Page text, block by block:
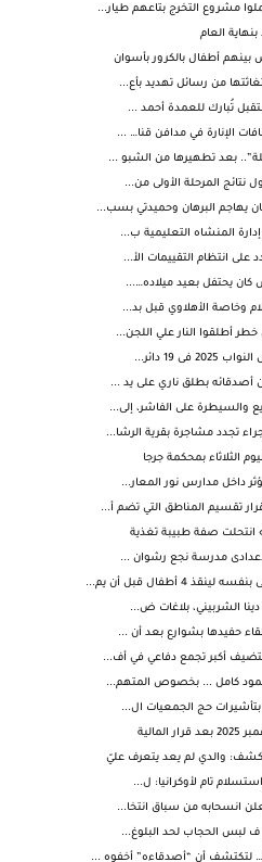
مشروع التخرج بتاعهم طيار...
من رسائل تهديد بأع...
تُبارك للعمدة أحمد ...
الإنارة في مدافن قنا… ...
بعد تطهيرها من الشبو ...
المرحلة الأولى من...
يهاجم البرهان وحميدتي بسب...
المنشاه التعليمية ب...
انتظام التقييمات الأ...
يحتفل بعيد ميلاده…...
وخاصة الأهلاوي قبل بد...
أطلقوا النار علي اللجن...
19 دائر...
بطلق ناري على يد ...
والسيطرة على الفاشر، إلى...
تجدد مشاجرة بقرية الرشا...
الثلاثاء بمحكمة جرجا
داخل مدارس نور المعار...
تقسيم المناطق التي تضم أ...
انتحلت صفة طبيبة تغذية
مدرسة نجع رشوان ...
أطفال قبل أن يم...
الشربيني، بلاغات ض...
حفيدها بشوارع بعد أن ...
كامل ... بخصوص المتهم...
بتأشيرات حج الجمعيات ال...
والدي لم يعد يتعرف عليّ
تام لأوكرانيا: ل...
انسحابه من سباق انتخا...
ف لبس الحجاب لحد البلوغ...
أن “أصدقاءه” أخفوه ...